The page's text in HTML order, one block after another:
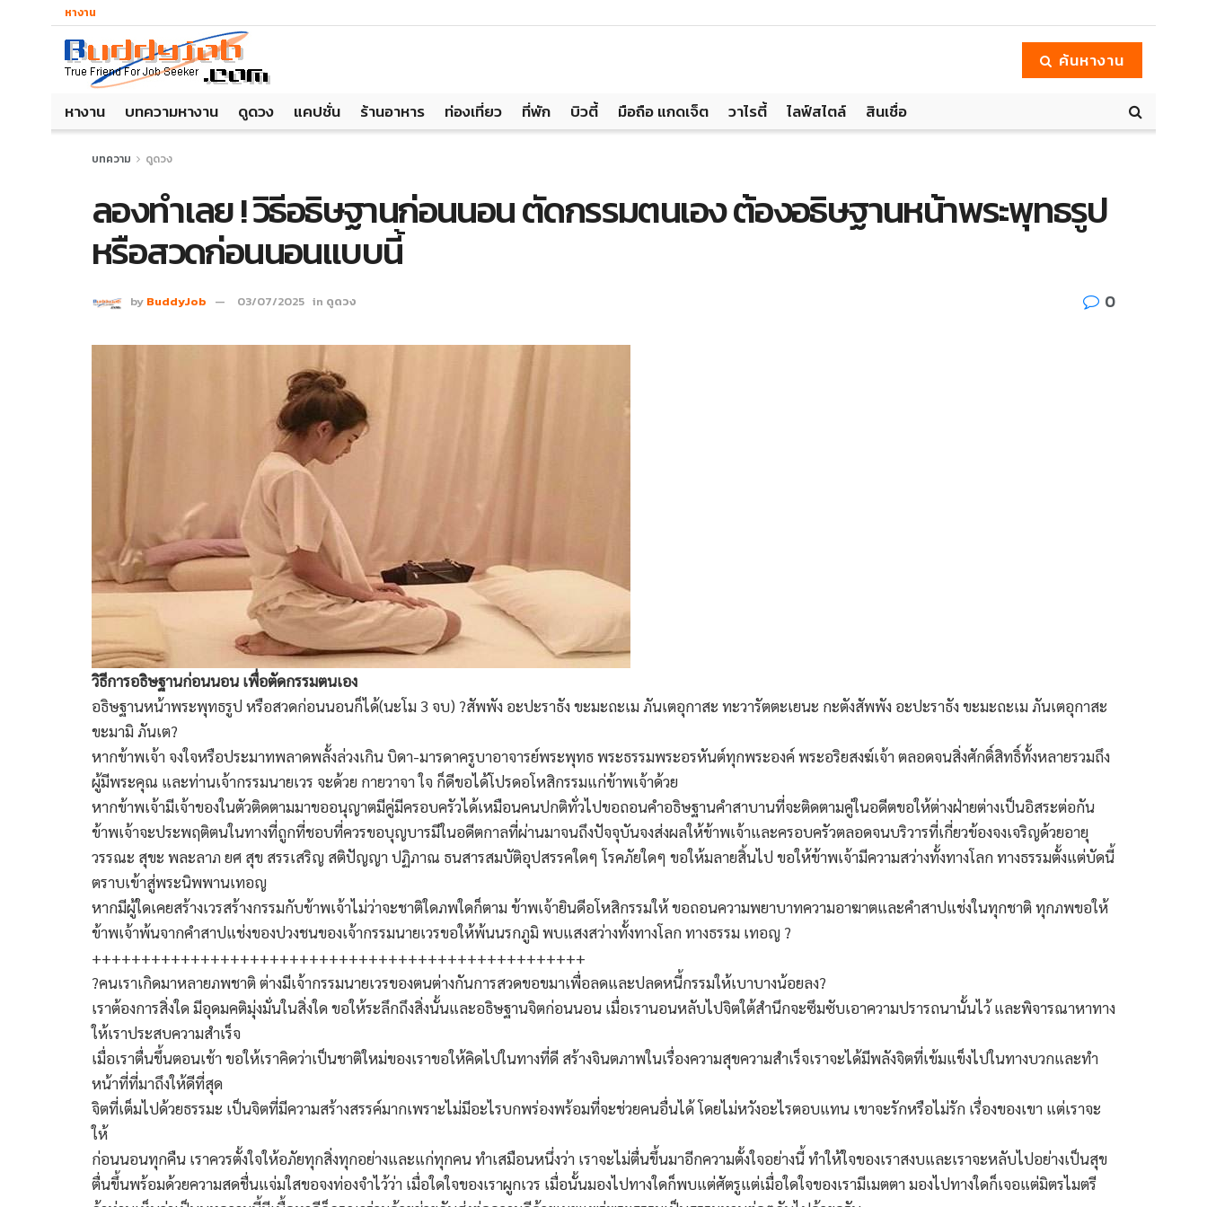
หางาน
ค้นหางาน
หางาน บทความหางาน ดูดวง แคปชั่น ร้านอาหาร ท่องเที่ยว ที่พัก บิวตี้ มือถือ แกดเจ็ต วาไรตี้ ไลฟ์สไตล์ สินเชื่อ
บทความ ดูดวง
ลองทำเลย ! วิธีอธิษฐานก่อนนอน ตัดกรรมตนเอง ต้องอธิษฐานหน้าพระพุทธรูป
หรือสวดก่อนนอนแบบนี้
by BuddyJob 03/07/2025 in ดูดวง 0
วิธีการอธิษฐานก่อนนอน เพื่อตัดกรรมตนเอง
อธิษฐานหน้าพระพุทธรูป หรือสวดก่อนนอนก็ได้(นะโม 3 จบ) ?สัพพัง อะปะราธัง ขะมะถะเม ภันเตอุกาสะ ทะวารัตตะเยนะ กะตังสัพพัง อะปะราธัง ขะมะถะเม ภันเตอุกาสะ
ขะมามิ ภันเต?
หากข้าพเจ้า จงใจหรือประมาทพลาดพลั้งล่วงเกิน บิดา-มารดาครูบาอาจารย์พระพุทธ พระธรรมพระอรหันต์ทุกพระองค์ พระอริยสงฆ์เจ้า ตลอดจนสิ่งศักดิ์สิทธิ์ทั้งหลายรวมถึง
ผู้มีพระคุณ และท่านเจ้ากรรมนายเวร จะด้วย กายวาจา ใจ ก็ดีขอได้โปรดอโหสิกรรมแก่ข้าพเจ้าด้วย
หากข้าพเจ้ามีเจ้าของในตัวติดตามมาขออนุญาตมีคู่มีครอบครัวได้เหมือนคนปกติทั่วไปขอถอนคำอธิษฐานคำสาบานที่จะติดตามคู่ในอดีตขอให้ต่างฝ่ายต่างเป็นอิสระต่อกัน
ข้าพเจ้าจะประพฤติตนในทางที่ถูกที่ชอบที่ควรขอบุญบารมีในอดีตกาลที่ผ่านมาจนถึงปัจจุบันจงส่งผลให้ข้าพเจ้าและครอบครัวตลอดจนบริวารที่เกี่ยวข้องจงเจริญด้วยอายุ
วรรณะ สุขะ พละลาภ ยศ สุข สรรเสริญ สติปัญญา ปฏิภาณ ธนสารสมบัติอุปสรรคใดๆ โรคภัยใดๆ ขอให้มลายสิ้นไป ขอให้ข้าพเจ้ามีความสว่างทั้งทางโลก ทางธรรมตั้งแต่บัดนี้
ตราบเข้าสู่พระนิพพานเทอญ
หากมีผู้ใดเคยสร้างเวรสร้างกรรมกับข้าพเจ้าไม่ว่าจะชาติใดภพใดก็ตาม ข้าพเจ้ายินดีอโหสิกรรมให้ ขอถอนความพยาบาทความอาฆาตและคำสาปแช่งในทุกชาติ ทุกภพขอให้
ข้าพเจ้าพ้นจากคำสาปแช่งของปวงชนของเจ้ากรรมนายเวรขอให้พ้นนรกภูมิ พบแสงสว่างทั้งทางโลก ทางธรรม เทอญ ?
++++++++++++++++++++++++++++++++++++++++++++++++++
?คนเราเกิดมาหลายภพชาติ ต่างมีเจ้ากรรมนายเวรของตนต่างกันการสวดขอขมาเพื่อลดและปลดหนี้กรรมให้เบาบางน้อยลง?
เราต้องการสิ่งใด มีอุดมคติมุ่งมั่นในสิ่งใด ขอให้ระลึกถึงสิ่งนั้นและอธิษฐานจิตก่อนนอน เมื่อเรานอนหลับไปจิตใต้สำนึกจะซึมซับเอาความปรารถนานั้นไว้ และพิจารณาหาทาง
ให้เราประสบความสำเร็จ
เมื่อเราตื่นขึ้นตอนเช้า ขอให้เราคิดว่าเป็นชาติใหม่ของเราขอให้คิดไปในทางที่ดี สร้างจินตภาพในเรื่องความสุขความสำเร็จเราจะได้มีพลังจิตที่เข้มแข็งไปในทางบวกและทำ
หน้าที่ที่มาถึงให้ดีที่สุด
จิตที่เต็มไปด้วยธรรมะ เป็นจิตที่มีความสร้างสรรค์มากเพราะไม่มีอะไรบกพร่องพร้อมที่จะช่วยคนอื่นได้ โดยไม่หวังอะไรตอบแทน เขาจะรักหรือไม่รัก เรื่องของเขา แต่เราจะ
ให้
ก่อนนอนทุกคืน เราควรตั้งใจให้อภัยทุกสิ่งทุกอย่างและแก่ทุกคน ทำเสมือนหนึ่งว่า เราจะไม่ตื่นขึ้นมาอีกความตั้งใจอย่างนี้ ทำให้ใจของเราสงบและเราจะหลับไปอย่างเป็นสุข
ตื่นขึ้นพร้อมด้วยความสดชื่นแจ่มใสขอจงท่องจำไว้ว่า เมื่อใดใจของเราผูกเวร เมื่อนั้นมองไปทางใดก็พบแต่ศัตรูแต่เมื่อใดใจของเรามีเมตตา มองไปทางใดก็เจอแต่มิตรไมตรี